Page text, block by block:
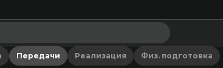
Передачи Реализация Физ. подготовка